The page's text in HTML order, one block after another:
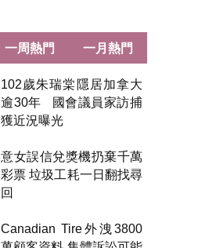
102歲朱瑞棠隱居加拿大
逾30年 國會議員家訪捕
獲近況曝光
意女誤信兌獎機扔棄千萬
彩票 垃圾工耗一日翻找尋
回
Canadian Tire外洩3800
一周熱門 一月熱門